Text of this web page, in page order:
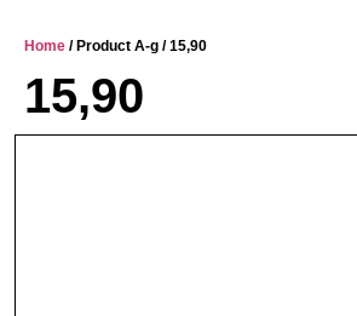
Home / Product A-g / 15,90
15,90